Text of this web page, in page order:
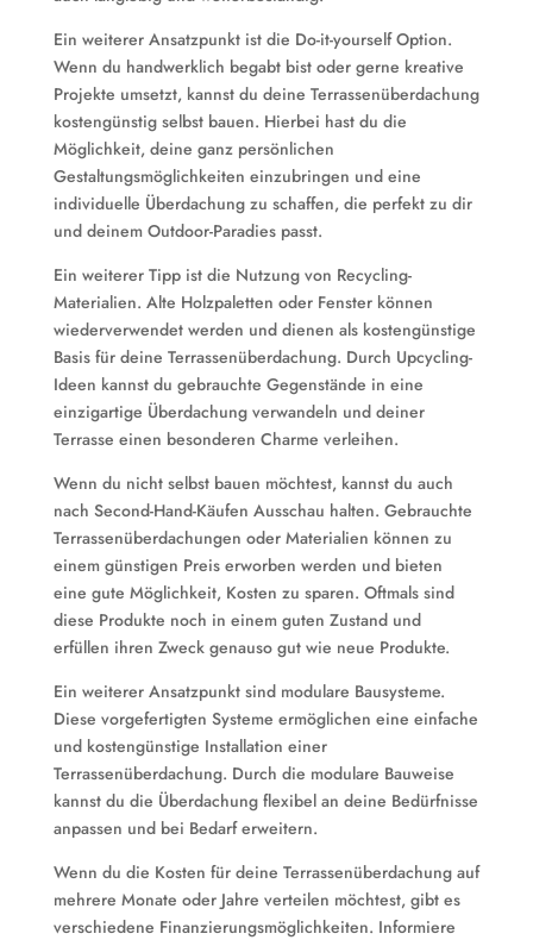
Ein weiterer Ansatzpunkt ist die Do-it-yourself Option.
Wenn du handwerklich begabt bist oder gerne kreative
Projekte umsetzt, kannst du deine Terrassenüberdachung
kostengünstig selbst bauen. Hierbei hast du die
Möglichkeit, deine ganz persönlichen
Gestaltungsmöglichkeiten einzubringen und eine
individuelle Überdachung zu schaffen, die perfekt zu dir
und deinem Outdoor-Paradies passt.
Ein weiterer Tipp ist die Nutzung von Recycling-
Materialien. Alte Holzpaletten oder Fenster können
wiederverwendet werden und dienen als kostengünstige
Basis für deine Terrassenüberdachung. Durch Upcycling-
Ideen kannst du gebrauchte Gegenstände in eine
einzigartige Überdachung verwandeln und deiner
Terrasse einen besonderen Charme verleihen.
Wenn du nicht selbst bauen möchtest, kannst du auch
nach Second-Hand-Käufen Ausschau halten. Gebrauchte
Terrassenüberdachungen oder Materialien können zu
einem günstigen Preis erworben werden und bieten
eine gute Möglichkeit, Kosten zu sparen. Oftmals sind
diese Produkte noch in einem guten Zustand und
erfüllen ihren Zweck genauso gut wie neue Produkte.
Ein weiterer Ansatzpunkt sind modulare Bausysteme.
Diese vorgefertigten Systeme ermöglichen eine einfache
und kostengünstige Installation einer
Terrassenüberdachung. Durch die modulare Bauweise
kannst du die Überdachung flexibel an deine Bedürfnisse
anpassen und bei Bedarf erweitern.
Wenn du die Kosten für deine Terrassenüberdachung auf
mehrere Monate oder Jahre verteilen möchtest, gibt es
verschiedene Finanzierungsmöglichkeiten. Informiere